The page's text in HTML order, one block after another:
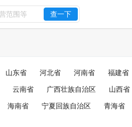
查一下
山东省 河北省 河南省 福建省
云南省 广西壮族自治区 山西省
海南省 宁夏回族自治区 青海省